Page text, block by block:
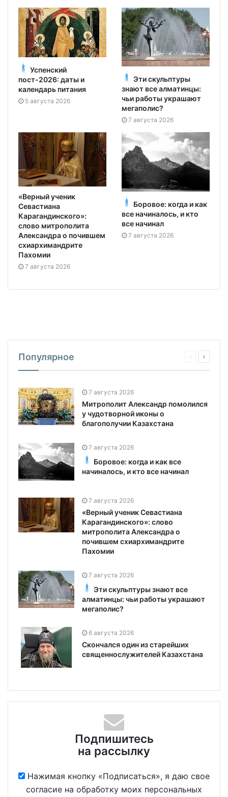
Успенский
пост-2026: даты и
календарь питания
5 августа 2026
Эти скульптуры
знают все алматинцы:
чьи работы украшают
мегаполис?
7 августа 2026
«Верный ученик
Севастиана
Карагандинского»:
слово митрополита
Александра о почившем
схиархимандрите
Пахомии
7 августа 2026
Боровое: когда и как
все начиналось, и кто
все начинал
7 августа 2026
Популярное
7 августа 2026
Митрополит Александр помолился
у чудотворной иконы о
благополучии Казахстана
7 августа 2026
Боровое: когда и как все
начиналось, и кто все начинал
7 августа 2026
«Верный ученик Севастиана
Карагандинского»: слово
митрополита Александра о
почившем схиархимандрите
Пахомии
7 августа 2026
Эти скульптуры знают все
алматинцы: чьи работы украшают
мегаполис?
6 августа 2026
Скончался один из старейших
священнослужителей Казахстана
Подпишитесь
на рассылку
Нажимая кнопку «Подписаться», я даю свое
согласие на обработку моих персональных